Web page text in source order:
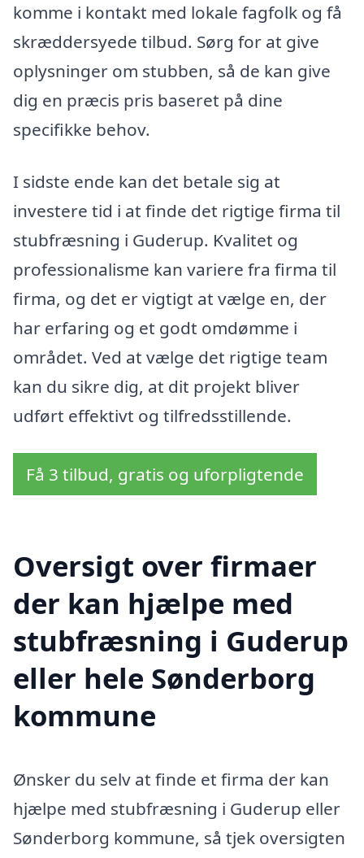
komme i kontakt med lokale fagfolk og få
skræddersyede tilbud. Sørg for at give
oplysninger om stubben, så de kan give
dig en præcis pris baseret på dine
specifikke behov.
I sidste ende kan det betale sig at
investere tid i at finde det rigtige firma til
stubfræsning i Guderup. Kvalitet og
professionalisme kan variere fra firma til
firma, og det er vigtigt at vælge en, der
har erfaring og et godt omdømme i
området. Ved at vælge det rigtige team
kan du sikre dig, at dit projekt bliver
udført effektivt og tilfredsstillende.
Få 3 tilbud, gratis og uforpligtende
Oversigt over firmaer
der kan hjælpe med
stubfræsning i Guderup
eller hele Sønderborg
kommune
Ønsker du selv at finde et firma der kan
hjælpe med stubfræsning i Guderup eller
Sønderborg kommune, så tjek oversigten